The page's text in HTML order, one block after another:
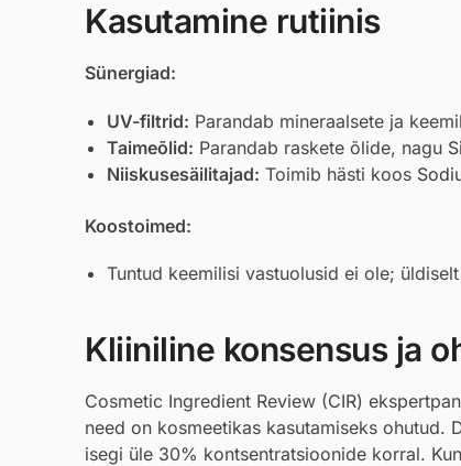
Kasutamine rutiinis
Sünergiad:
UV-filtrid: Parandab mineraalsete ja
Taimeõlid: Parandab raskete õlide, nagu
Niiskusesäilitajad: Toimib hästi koos
Koostoimed:
Tuntud keemilisi vastuolusid ei ole;
Kliiniline konsensus ja
Cosmetic Ingredient Review (CIR)
need on kosmeetikas kasutamiseks
isegi üle 30% kontsentratsioonide korral.